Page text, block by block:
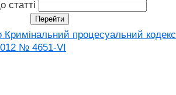
статті
Кримінальний процесуальний кодекс
№ 4651-VI